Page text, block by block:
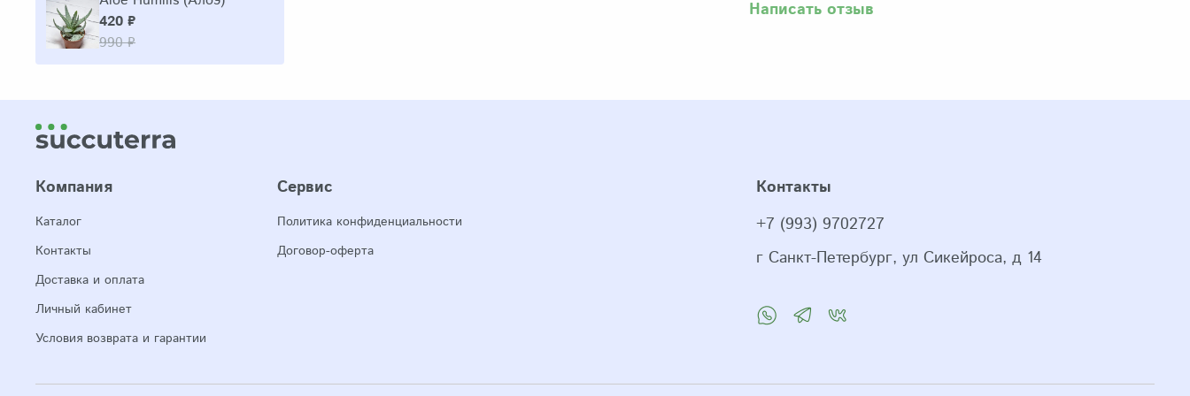
Написать отзыв
420 ₽
990 ₽
Компания
Каталог
Контакты
Доставка и оплата
Личный кабинет
Условия возврата и гарантии
Сервис
Политика конфиденциальности
Договор-оферта
Контакты
+7 (993) 9702727
г Санкт-Петербург, ул Сикейроса, д 14